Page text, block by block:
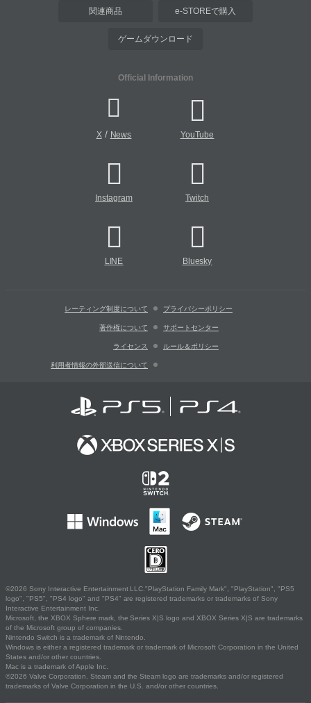
関連商品 e-STOREで購入
ゲームダウンロード
Official Information
X/ News YouTube
Instagram Twitch
LINE Bluesky
レーティング制度について プライバシーポリシー
著作権について サポートセンター
ライセンス ルール＆ポリシー
利用者情報の外部送信について
©2026 Sony Interactive Entertainment LLC."PlayStation Family Mark", "PlayStation", "PS5
logo", "PS5", "PS4 logo" and "PS4" are registered trademarks or trademarks of Sony
Interactive Entertainment Inc.
Microsoft, the XBOX Sphere mark, the Series X|S logo and XBOX Series X|S are trademarks
of the Microsoft group of companies.
Nintendo Switch is a trademark of Nintendo.
Windows is either a registered trademark or trademark of Microsoft Corporation in the United
States and/or other countries.
Mac is a trademark of Apple Inc.
©2026 Valve Corporation. Steam and the Steam logo are trademarks and/or registered
trademarks of Valve Corporation in the U.S. and/or other countries.